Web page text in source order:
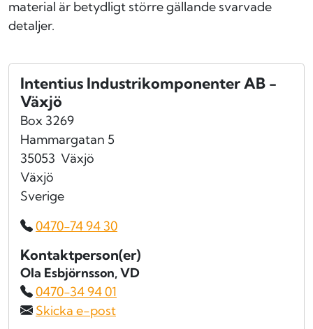
material är betydligt större gällande svarvade
detaljer.
Intentius Industrikomponenter AB -
Växjö
Box 3269
Hammargatan 5
35053 Växjö
Växjö
Sverige
0470-74 94 30
Kontaktperson(er)
Ola Esbjörnsson, VD
0470-34 94 01
Skicka e-post